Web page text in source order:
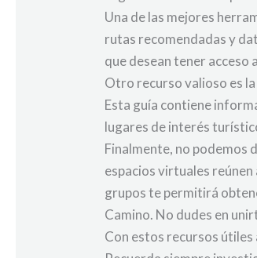
Una de las mejores
rutas recomendadas y
que desean tener
Otro recurso valioso es
Esta guía contiene
lugares de interés
Finalmente, no podemos
espacios virtuales
grupos te permitirá
Camino. No dudes en
Con estos recursos útiles